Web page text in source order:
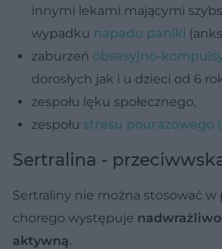
innymi lekami mającymi
wypadku napadu paniki
zaburzeń obsesyjno-
dorosłych jak i u dzieci od 6
zespołu lęku społecznego,
zespołu stresu pourazowego
Sertralina -
Sertraliny nie można stosować w
chorego występuje
aktywną.